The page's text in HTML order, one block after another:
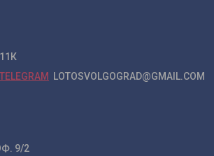
LOTOSVOLGOGRAD@GMAIL.COM
9/2